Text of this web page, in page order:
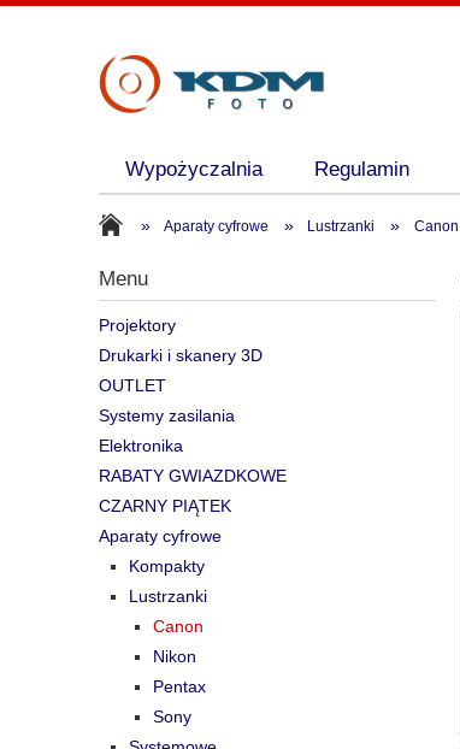
Wypożyczalnia Regulamin
» Aparaty cyfrowe » Lustrzanki » Canon
Menu
Projektory
Drukarki i skanery 3D
OUTLET
Systemy zasilania
Elektronika
RABATY GWIAZDKOWE
CZARNY PIĄTEK
Aparaty cyfrowe
Kompakty
Lustrzanki
Canon
Nikon
Pentax
Sony